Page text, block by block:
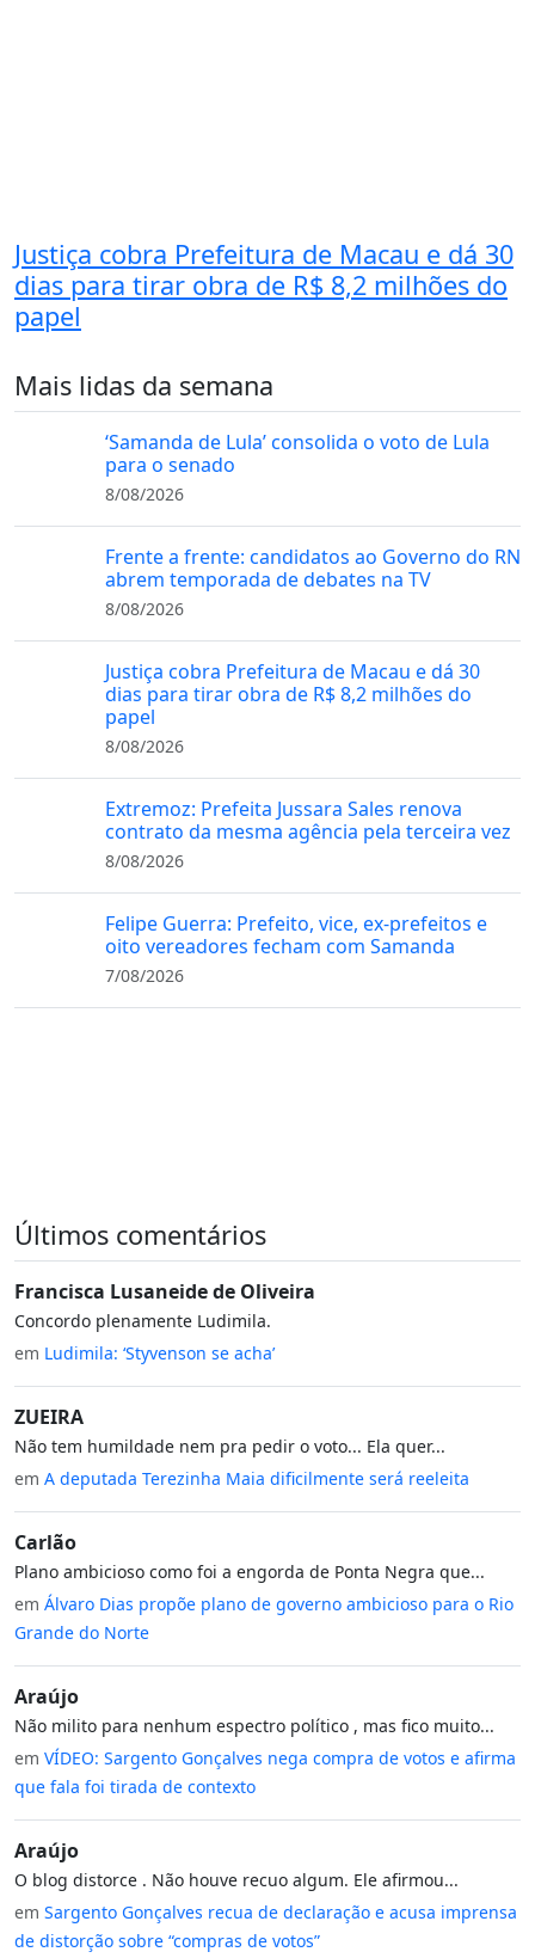
Justiça cobra Prefeitura de Macau e dá 30
dias para tirar obra de R$ 8,2 milhões do
papel
Mais lidas da semana
‘Samanda de Lula’ consolida o voto de Lula
para o senado
8/08/2026
Frente a frente: candidatos ao Governo do RN
abrem temporada de debates na TV
8/08/2026
Justiça cobra Prefeitura de Macau e dá 30
dias para tirar obra de R$ 8,2 milhões do
papel
8/08/2026
Extremoz: Prefeita Jussara Sales renova
contrato da mesma agência pela terceira vez
8/08/2026
Felipe Guerra: Prefeito, vice, ex-prefeitos e
oito vereadores fecham com Samanda
7/08/2026
Últimos comentários
Francisca Lusaneide de Oliveira
Concordo plenamente Ludimila.
em Ludimila: ‘Styvenson se acha’
ZUEIRA
Não tem humildade nem pra pedir o voto... Ela quer...
em A deputada Terezinha Maia dificilmente será reeleita
Carlão
Plano ambicioso como foi a engorda de Ponta Negra que...
em Álvaro Dias propõe plano de governo ambicioso para o Rio
Grande do Norte
Araújo
Não milito para nenhum espectro político , mas fico muito...
em VÍDEO: Sargento Gonçalves nega compra de votos e afirma
que fala foi tirada de contexto
Araújo
O blog distorce . Não houve recuo algum. Ele afirmou...
em Sargento Gonçalves recua de declaração e acusa imprensa
de distorção sobre “compras de votos”